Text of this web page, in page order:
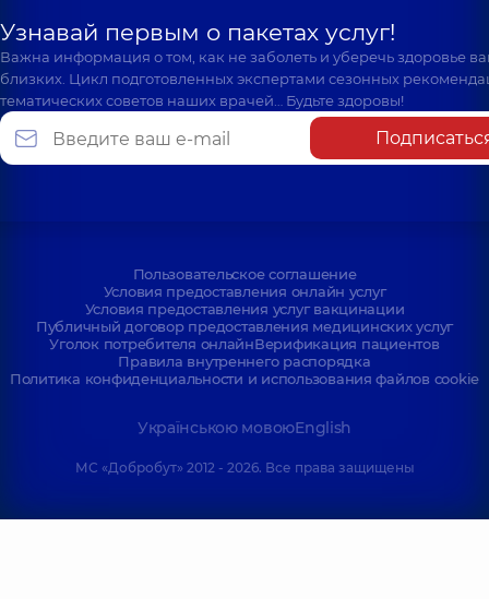
Узнавай первым о пакетах услуг!
Важна информация о том, как не заболеть и уберечь здоровье
близких. Цикл подготовленных экспертами сезонных
тематических советов наших врачей… Будьте здоровы!
Пользовательское соглашение
Условия предоставления онлайн услуг
Условия предоставления услуг вакцинации
Публичный договор предоставления медицинских услуг
Уголок потребителя онлайнВерификация пациентов
Правила внутреннего распорядка
Политика конфиденциальности и использования файлов cookie
Українською мовоюEnglish
МС «Добробут» 2012 - 2026. Все права защищены